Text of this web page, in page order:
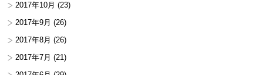
2017年10月 (23)
2017年9月 (26)
2017年8月 (26)
2017年7月 (21)